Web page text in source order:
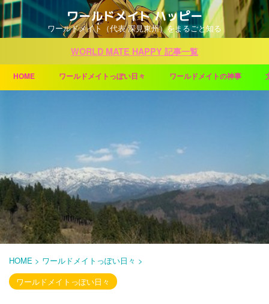
ワールドメイト ハッピー
ワールドメイト（代表 深見東州）をまるごと知る
WORLD MATE HAPPY 記事一覧
HOME ワールドメイトっぽい日々 ワールドメイトの神事
HOME > ワールドメイトっぽい日々 >
ワールドメイトっぽい日々